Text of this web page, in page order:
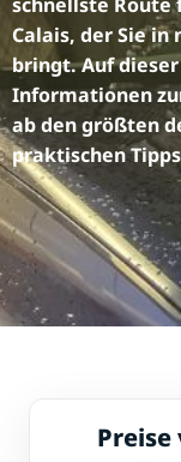
Calais, der Sie in
bringt. Auf
Informationen
ab den größten
praktischen